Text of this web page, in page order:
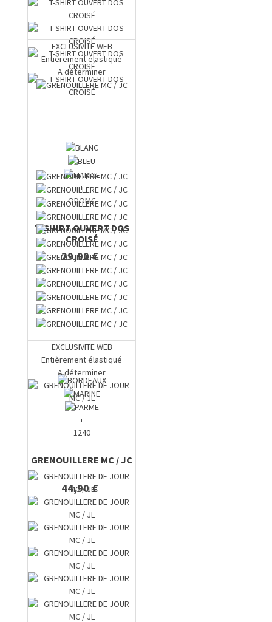
+
ODOMC
T-SHIRT OUVERT DOS
CROISÉ
29,90 €
EXCLUSIVITE WEB
Entièrement élastiqué
A déterminer
+
1240
GRENOUILLERE MC / JC
44,90 €
EXCLUSIVITE WEB
Entièrement élastiqué
A déterminer